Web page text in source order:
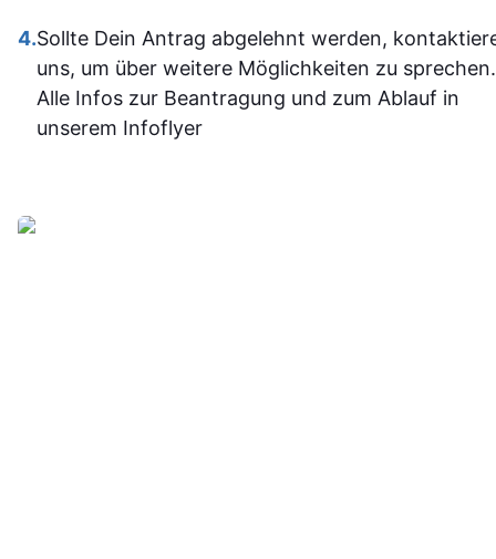
jetzt
sicherer.
4.Sollte Dein Antrag abgelehnt werden,
uns, um über weitere Möglichkeiten zu sprechen.
Alle Infos zur Beantragung und zum Ablauf in
unserem Infoflyer